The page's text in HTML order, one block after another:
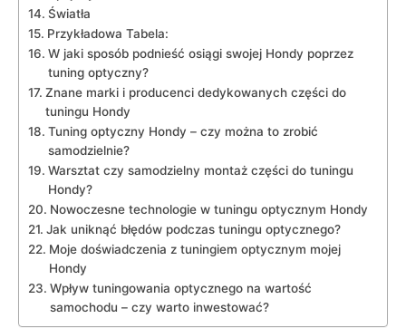
Światła
Przykładowa Tabela:
W jaki sposób‍ podnieść ​osiągi‌ swojej Hondy poprzez
tuning optyczny?
Znane marki i producenci dedykowanych ⁤części do
tuningu Hondy
Tuning optyczny Hondy – czy można to zrobić
samodzielnie?
Warsztat czy samodzielny montaż ⁢części do tuningu
⁣Hondy?
Nowoczesne technologie w⁢ tuningu⁣ optycznym‌ Hondy
Jak uniknąć‌ błędów ‌podczas tuningu optycznego?
Moje doświadczenia z tuningiem optycznym mojej‍
Hondy
Wpływ⁤ tuningowania optycznego na wartość
‍samochodu – czy‍ warto inwestować?